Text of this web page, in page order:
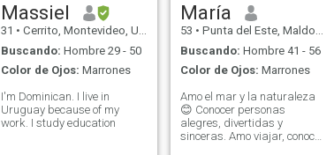
Massiel
31 • Cerrito, Montevideo, Uruguay
Buscando: Hombre 29 - 50
Color de Ojos: Marrones
I'm Dominican. I live in
Uruguay because of my
work. I study education
María
53 • Punta del Este, Maldonado, Uruguay
Buscando: Hombre 41 - 56
Color de Ojos: Marrones
Amo el mar y la naturaleza
😊 Conocer personas
alegres, divertidas y
sinceras. Amo viajar, conocer